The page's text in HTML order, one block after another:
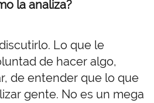
la analiza?
Lo que le
de hacer algo,
de entender que lo que
gente. No es un mega